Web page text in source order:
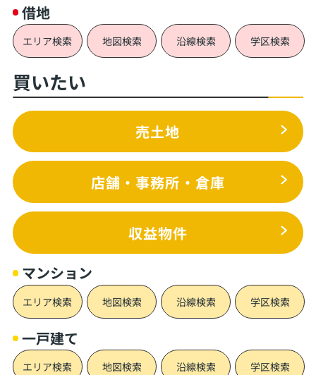
借地
エリア検索 地図検索 沿線検索 学区検索
買いたい
売土地
店舗・事務所・倉庫
収益物件
マンション
エリア検索 地図検索 沿線検索 学区検索
一戸建て
エリア検索 地図検索 沿線検索 学区検索